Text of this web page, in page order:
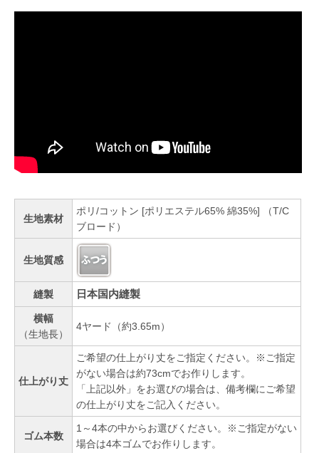
生地素材
ポリ/コットン [ポリエステル65% 綿35%] （T/C
ブロード）
生地質感
縫製 日本国内縫製
横幅
（生地長）
4ヤード（約3.65m）
仕上がり丈
ご希望の仕上がり丈をご指定ください。※ご指定
がない場合は約73cmでお作りします。
「上記以外」をお選びの場合は、備考欄にご希望
の仕上がり丈をご記入ください。
ゴム本数
1～4本の中からお選びください。※ご指定がない
場合は4本ゴムでお作りします。